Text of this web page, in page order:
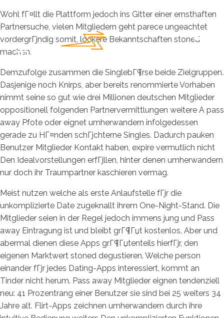
Wohl fГ¤llt die Plattform jedoch ins Gitter einer ernsthaften
Partnersuche, vielen Mitgliedern geht parece ungeachtet
vordergrГјndig somit, lockere Bekanntschaften stoned
machen.
Demzufolge zusammen die SinglebГ¶rse beide Zielgruppen.
Dasjenige noch Knirps, aber bereits renommierte Vorhaben
nimmt seine so gut wie drei Millionen deutschen Mitglieder
oppositionell folgenden Partnervermittlungen weitere A pass
away Pfote oder eignet umherwandern infolgedessen
gerade zu HГ¤nden schГјchterne Singles. Dadurch pauken
Benutzer Mitglieder Kontakt haben, expire vermutlich nicht
Den Idealvorstellungen erfГјllen, hinter denen umherwandern
nur doch ihr Traumpartner kaschieren vermag.
Meist nutzen welche als erste Anlaufstelle fГјr die
unkomplizierte Date zugeknallt ihrem One-Night-Stand. Die
Mitglieder seien in der Regel jedoch immens jung und Pass
away Eintragung ist und bleibt grГ¶Гџt kostenlos. Aber und
abermal dienen diese Apps grГ¶Гџtenteils hierfГјr, den
eigenen Marktwert stoned degustieren. Welche person
einander fГјr jedes Dating-Apps interessiert, kommt an
Tinder nicht herum. Pass away Mitglieder eignen tendenziell
neu: 41 Prozentrang einer Benutzer sie sind bei 25 weiters 34
Jahre alt. Flirt-Apps zeichnen umherwandern durch ihre